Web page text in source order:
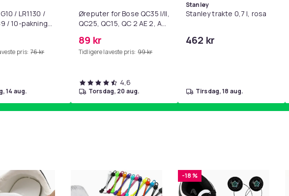
/ LR1130 /
/ 10-pakning
pris: 76 kr
14 aug.
Øreputer for Bose QC35 I/II,
QC25, QC15, QC 2 AE 2, AE
SoundLink Black
89 kr
Tidligere laveste pris: 99 kr
4,6
torsdag, 20 aug.
Stanley
Stanley trakte 0,7 l, rosa
462 kr
tirsdag, 18 aug.
-18 %